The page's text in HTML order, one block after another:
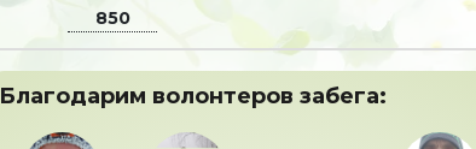
850
Благодарим волонтеров забега: